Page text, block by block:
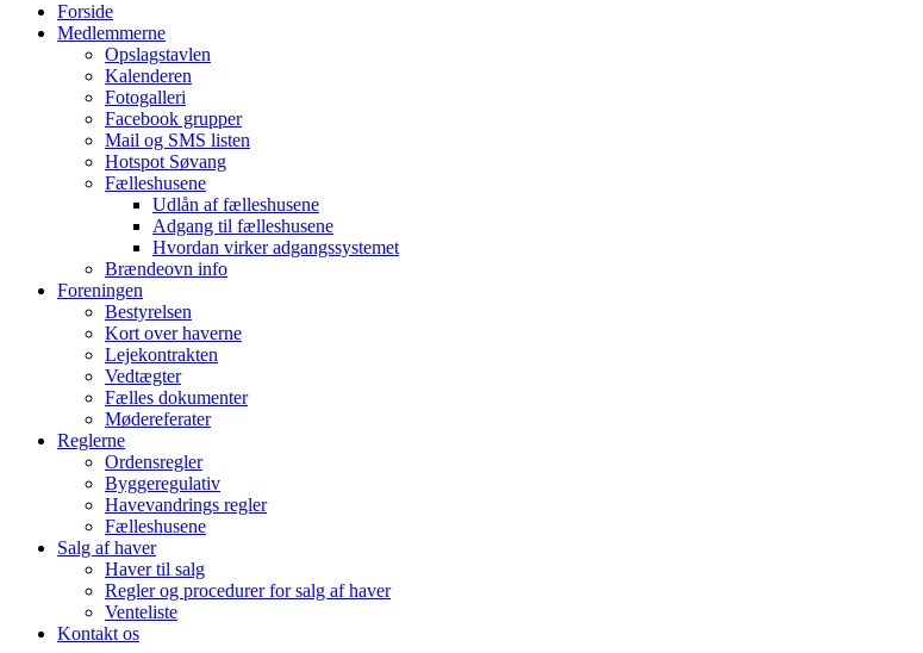
Forside
Medlemmerne
Opslagstavlen
Kalenderen
Fotogalleri
Facebook grupper
Mail og SMS listen
Hotspot Søvang
Fælleshusene
Udlån af fælleshusene
Adgang til fælleshusene
Hvordan virker adgangssystemet
Brændeovn info
Foreningen
Bestyrelsen
Kort over haverne
Lejekontrakten
Vedtægter
Fælles dokumenter
Mødereferater
Reglerne
Ordensregler
Byggeregulativ
Havevandrings regler
Fælleshusene
Salg af haver
Haver til salg
Regler og procedurer for salg af haver
Venteliste
Kontakt os